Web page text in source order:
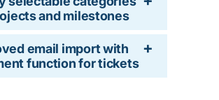
and milestones
email import with
function for tickets